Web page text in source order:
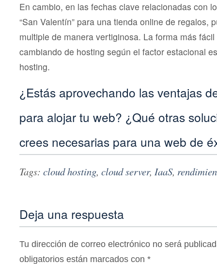
En cambio, en las fechas clave relacionadas con
“San Valentín” para una tienda online de regalos,
multiple de manera vertiginosa. La forma más
cambiando de hosting según el factor estacional
hosting.
¿Estás aprovechando las ventajas
para alojar tu web? ¿Qué otras
crees necesarias para una web de
Tags: cloud hosting, cloud server, IaaS,
Deja una respuesta
Tu dirección de correo electrónico no será
obligatorios están marcados con *